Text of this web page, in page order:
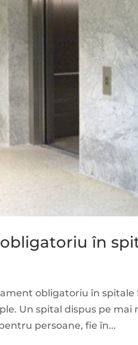
în
obligatoriu în spitale
Un spital dispus pe mai
persoane, fie în...